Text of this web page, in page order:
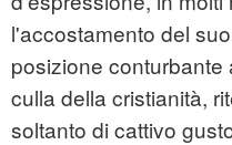
l'accostamento del
posizione
culla della cristianità,
soltanto di cattivo